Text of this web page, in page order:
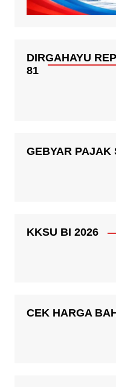
DIRGAHAYU
81
GEBYAR PAJAK
KKSU BI 2026
CEK HARGA